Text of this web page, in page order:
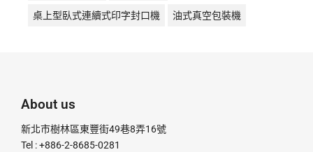
桌上型臥式連續式印字封口機 油式真空包裝機
計量分裝機 超音波釘盒機
About us
新北市樹林區東豐街49巷8弄16號
Tel : +886-2-8685-0281